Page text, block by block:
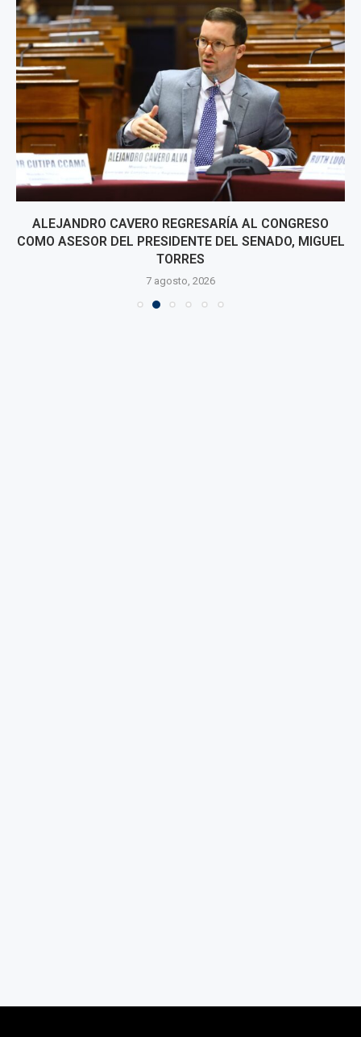
ALEJANDRO CAVERO REGRESARÍA AL CONGRESO
COMO ASESOR DEL PRESIDENTE DEL SENADO, MIGUEL
TORRES
7 agosto, 2026